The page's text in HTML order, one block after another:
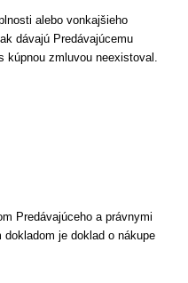
alebo vonkajšieho
dávajú Predávajúcemu
zmluvou neexistoval.
Predávajúceho a právnymi
je doklad o nákupe